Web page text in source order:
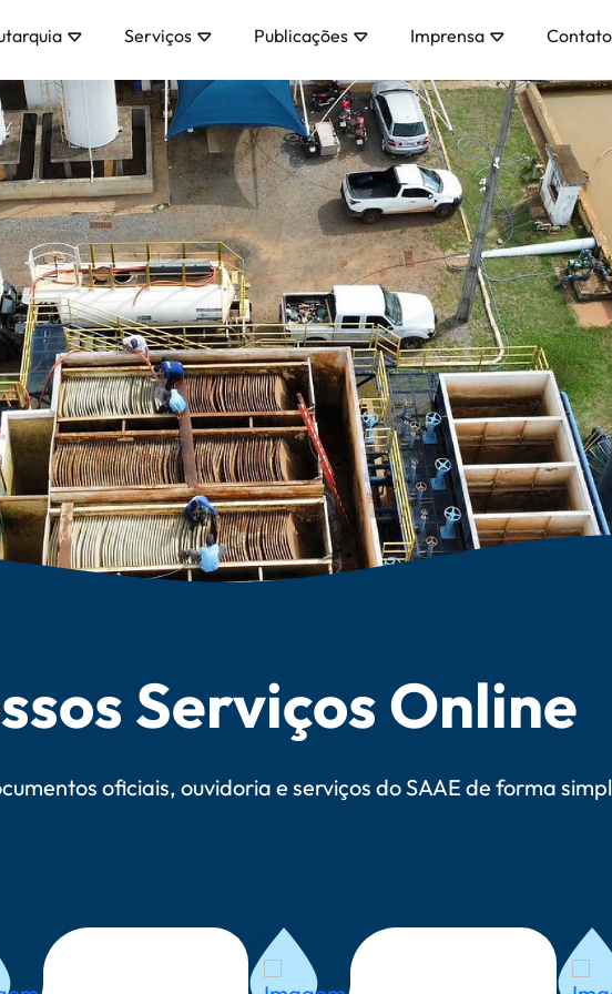
Serviços Publicações Imprensa Contato
Serviços Online
oficiais, ouvidoria e serviços do SAAE de forma